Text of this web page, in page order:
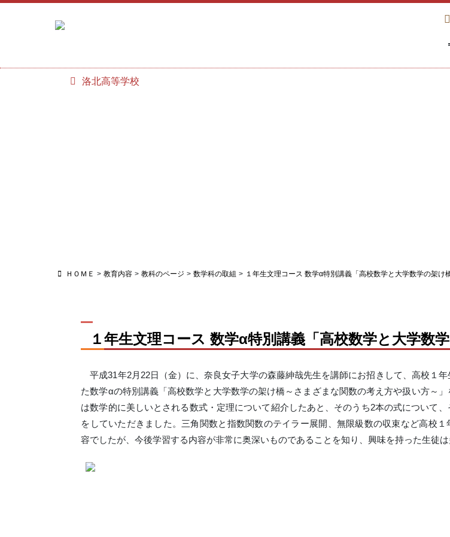
洛北高等学校
ＨＯＭＥ > 教育内容 > 教科のページ > 数学科の取組 > １年生文理コース 数学α特別講義「高校数学と大学数学の架け橋
１年生文理コース 数学α特別講義「高校数学と大学数学
平成31年2月22日（金）に、奈良女子大学の森藤紳哉先生を講師にお招きして、高校１
た数学αの特別講義「高校数学と大学数学の架け橋～さまざまな関数の考え方や扱い方～
は数学的に美しいとされる数式・定理について紹介したあと、そのうち2本の式について
をしていただきました。三角関数と指数関数のテイラー展開、無限級数の収束など高校
容でしたが、今後学習する内容が非常に奥深いものであることを知り、興味を持った生徒は